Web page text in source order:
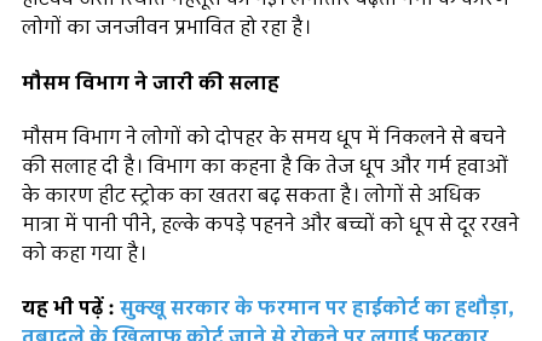
लोगों का जनजीवन प्रभावित हो रहा है।
मौसम विभाग ने जारी की सलाह
मौसम विभाग ने लोगों को दोपहर के समय धूप में निकलने से बचने
की सलाह दी है। विभाग का कहना है कि तेज धूप और गर्म हवाओं
के कारण हीट स्ट्रोक का खतरा बढ़ सकता है। लोगों से अधिक
मात्रा में पानी पीने, हल्के कपड़े पहनने और बच्चों को धूप से दूर रखने
को कहा गया है।
यह भी पढ़ें : सुक्खू सरकार के फरमान पर हाईकोर्ट का हथौड़ा,